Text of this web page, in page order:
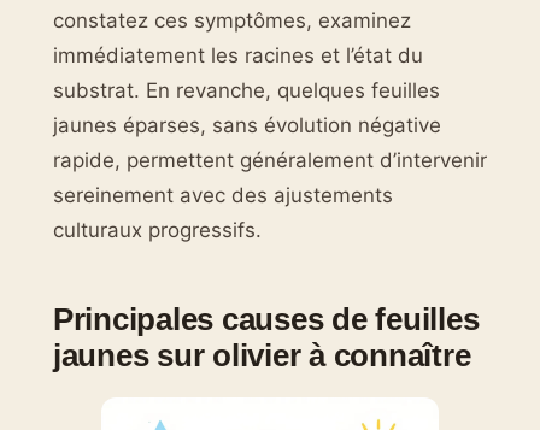
constatez ces symptômes, examinez
immédiatement les racines et l’état du
substrat. En revanche, quelques feuilles
jaunes éparses, sans évolution négative
rapide, permettent généralement d’intervenir
sereinement avec des ajustements
culturaux progressifs.
Principales causes de feuilles
jaunes sur olivier à connaître